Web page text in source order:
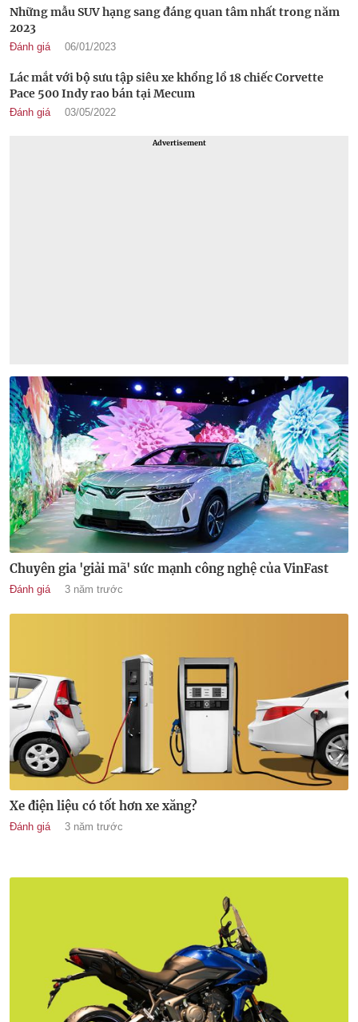
Những mẫu SUV hạng sang đáng quan tâm nhất trong năm
2023
Đánh giá 06/01/2023
Lác mắt với bộ sưu tập siêu xe khổng lồ 18 chiếc Corvette
Pace 500 Indy rao bán tại Mecum
Đánh giá 03/05/2022
Advertisement
Chuyên gia 'giải mã' sức mạnh công nghệ của VinFast
Đánh giá 3 năm trước
Xe điện liệu có tốt hơn xe xăng?
Đánh giá 3 năm trước